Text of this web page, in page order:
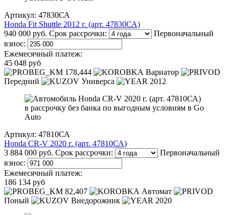
Артикул: 47830СА
Honda Fit Shuttle 2012 г. (арт. 47830СА)
940 000 руб. Срок рассрочки:
Первоначальный
взнос:
Ежемесячный платеж:
45 048 руб
178,444
Вариатор
Передний
Универса 2012
Артикул: 47810СА
Honda CR-V 2020 г. (арт. 47810СА)
3 884 000 руб. Срок рассрочки:
Первоначальный
взнос:
Ежемесячный платеж:
186 134 руб
82,407
Автомат
Поный
Внедорожник 2020